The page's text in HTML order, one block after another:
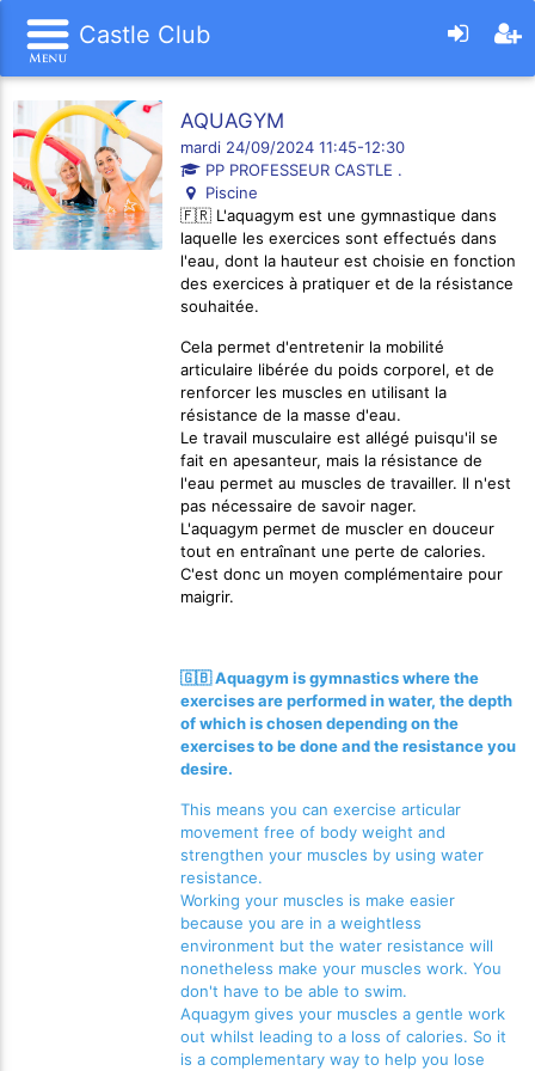
Castle Club
AQUAGYM
mardi 24/09/2024 11:45-12:30
PP PROFESSEUR CASTLE .
Piscine
🇫🇷 L'aquagym est une gymnastique dans
laquelle les exercices sont effectués dans
l'eau, dont la hauteur est choisie en fonction
des exercices à pratiquer et de la résistance
souhaitée.
Cela permet d'entretenir la mobilité
articulaire libérée du poids corporel, et de
renforcer les muscles en utilisant la
résistance de la masse d'eau.
Le travail musculaire est allégé puisqu'il se
fait en apesanteur, mais la résistance de
l'eau permet au muscles de travailler. Il n'est
pas nécessaire de savoir nager.
L'aquagym permet de muscler en douceur
tout en entraînant une perte de calories.
C'est donc un moyen complémentaire pour
maigrir.
🇬🇧 Aquagym is gymnastics where the
exercises are performed in water, the depth
of which is chosen depending on the
exercises to be done and the resistance you
desire.
This means you can exercise articular
movement free of body weight and
strengthen your muscles by using water
resistance.
Working your muscles is make easier
because you are in a weightless
environment but the water resistance will
nonetheless make your muscles work. You
don't have to be able to swim.
Aquagym gives your muscles a gentle work
out whilst leading to a loss of calories. So it
is a complementary way to help you lose